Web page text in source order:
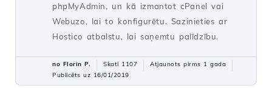
phpMyAdmin, un kā izmantot cPanel vai
Webuzo, lai to konfigurētu. Sazinieties ar
Hostico atbalstu, lai saņemtu palīdzību.
no Florin P. Skati 1107
Atjaunots pirms 1 gada
Publicēts uz 16/01/2019